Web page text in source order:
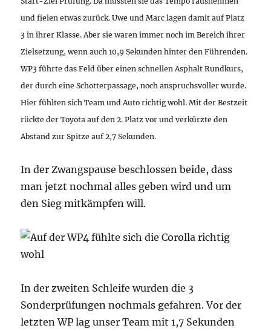
und fielen etwas zurück. Uwe und Marc lagen damit auf Platz
3 in ihrer Klasse. Aber sie waren immer noch im Bereich ihrer
Zielsetzung, wenn auch 10,9 Sekunden hinter den Führenden.
WP3 führte das Feld über einen schnellen Asphalt Rundkurs,
der durch eine Schotterpassage, noch anspruchsvoller wurde.
Hier fühlten sich Team und Auto richtig wohl. Mit der Bestzeit
rückte der Toyota auf den 2. Platz vor und verkürzte den
Abstand zur Spitze auf 2,7 Sekunden.
In der Zwangspause beschlossen beide, dass
man jetzt nochmal alles geben wird und um
den Sieg mitkämpfen will.
In der zweiten Schleife wurden die 3
Sonderprüfungen nochmals gefahren. Vor der
letzten WP lag unser Team mit 1,7 Sekunden